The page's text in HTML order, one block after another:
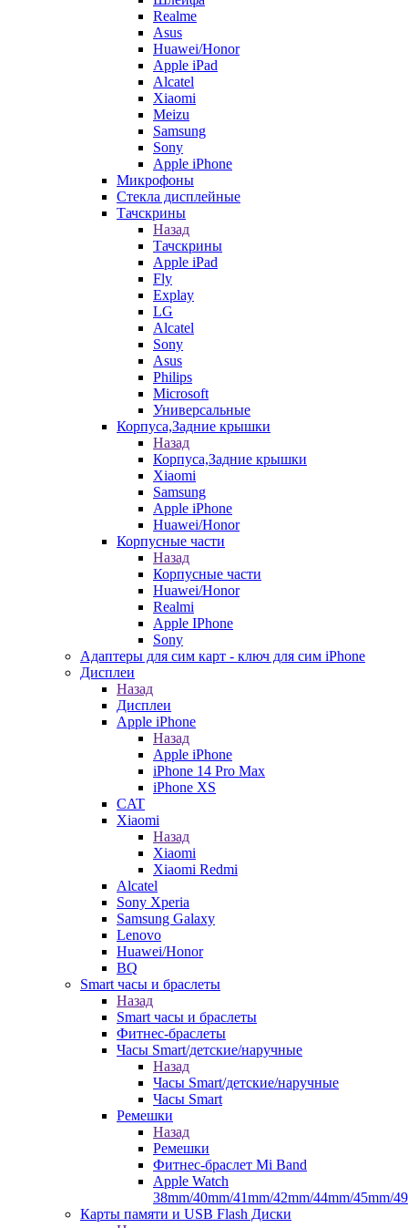
Realme
Asus
Huawei/Honor
Apple iPad
Alcatel
Xiaomi
Meizu
Samsung
Sony
Apple iPhone
Микрофоны
Стекла дисплейные
Тачскрины
Назад
Тачскрины
Apple iPad
Fly
Explay
LG
Alcatel
Sony
Asus
Philips
Microsoft
Универсальные
Корпуса,Задние крышки
Назад
Корпуса,Задние крышки
Xiaomi
Samsung
Apple iPhone
Huawei/Honor
Корпусные части
Назад
Корпусные части
Huawei/Honor
Realmi
Apple IPhone
Sony
Адаптеры для сим карт - ключ для сим iPhone
Дисплеи
Назад
Дисплеи
Apple iPhone
Назад
Apple iPhone
iPhone 14 Pro Max
iPhone XS
CAT
Xiaomi
Назад
Xiaomi
Xiaomi Redmi
Alcatel
Sony Xperia
Samsung Galaxy
Lenovo
Huawei/Honor
BQ
Smart часы и браслеты
Назад
Smart часы и браслеты
Фитнес-браслеты
Часы Smart/детские/наручные
Назад
Часы Smart/детские/наручные
Часы Smart
Ремешки
Назад
Ремешки
Фитнес-браслет Mi Band
Apple Watch
38mm/40mm/41mm/42mm/44mm/45mm/
Карты памяти и USB Flash Диски